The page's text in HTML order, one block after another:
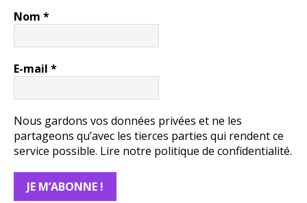
Nom *
E-mail *
Nous gardons vos données privées et ne les
partageons qu’avec les tierces parties qui rendent ce
service possible. Lire notre politique de confidentialité.